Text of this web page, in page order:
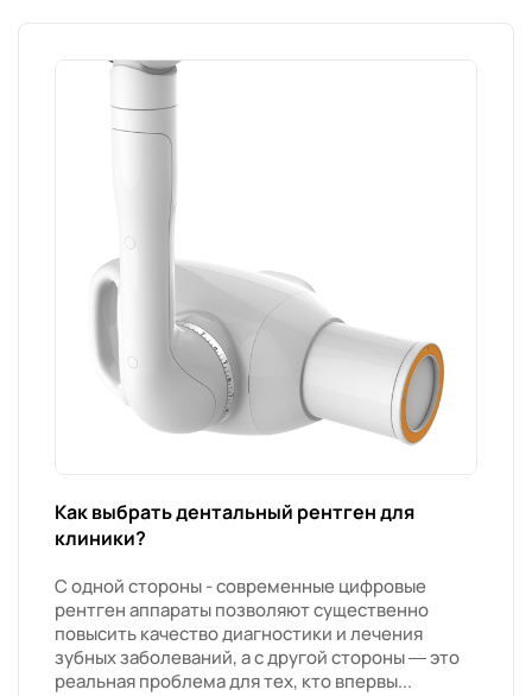
Как выбрать дентальный рентген для
клиники?
С одной стороны - современные цифровые
рентген аппараты позволяют существенно
повысить качество диагностики и лечения
зубных заболеваний, а с другой стороны — это
реальная проблема для тех, кто впервы...